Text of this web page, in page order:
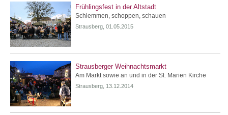
Frühlingsfest in der Altstadt
Schlemmen, schoppen, schauen
Strausberg, 01.05.2015
Strausberger Weihnachtsmarkt
Am Markt sowie an und in der St. Marien Kirche
Strausberg, 13.12.2014